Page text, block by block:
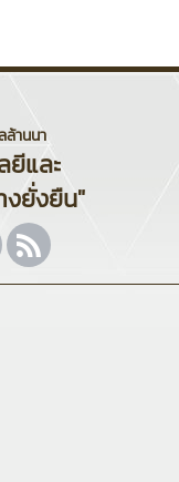
ล้านนา
ยีและ
งยั่งยืน"